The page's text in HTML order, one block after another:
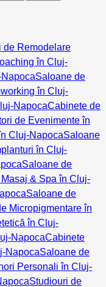
de Remodelare
în Cluj-
Saloane de
în Cluj-
NapocaCabinete de
de Evenimente în
Cluj-NapocaSaloane
în Cluj-
Saloane de
& Spa în Cluj-
Saloane de
Micropigmentare în
în Cluj-
NapocaCabinete
NapocaSaloane de
Personali în Cluj-
Studiouri de